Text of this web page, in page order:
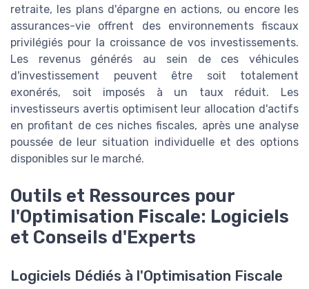
retraite, les plans d'épargne en actions, ou encore les
assurances-vie offrent des environnements fiscaux
privilégiés pour la croissance de vos investissements.
Les revenus générés au sein de ces véhicules
d'investissement peuvent être soit totalement
exonérés, soit imposés à un taux réduit. Les
investisseurs avertis optimisent leur allocation d'actifs
en profitant de ces niches fiscales, après une analyse
poussée de leur situation individuelle et des options
disponibles sur le marché.
Outils et Ressources pour
l'Optimisation Fiscale: Logiciels
et Conseils d'Experts
Logiciels Dédiés à l'Optimisation Fiscale